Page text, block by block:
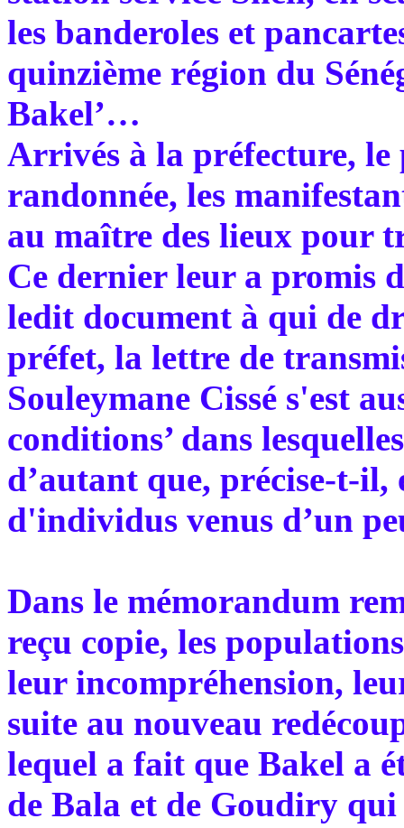
les banderoles et
quinzième région du
Bakel’…
Arrivés à la préfecture, le
randonnée, les
au maître des lieux pour
Ce dernier leur a promis
ledit document à qui de
préfet, la lettre de
Souleymane Cissé s'est
conditions’ dans
d’autant que, précise-t-
d'individus venus d’un
Dans le mémorandum
reçu copie, les
leur incompréhension,
suite au nouveau
lequel a fait que Bakel a
de Bala et de Goudiry